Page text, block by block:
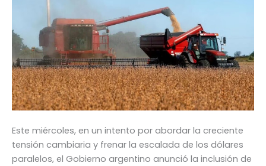
Este miércoles, en un intento por abordar la creciente
tensión cambiaria y frenar la escalada de los dólares
paralelos, el Gobierno argentino anunció la inclusión de